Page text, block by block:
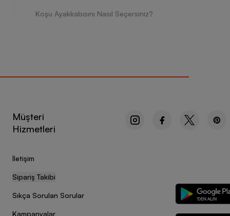
Koşu Ayakkabısını Nasıl Seçersiniz?
Müşteri
Hizmetleri
İletişim
Sipariş Takibi
Sıkça Sorulan Sorular
Kampanyalar